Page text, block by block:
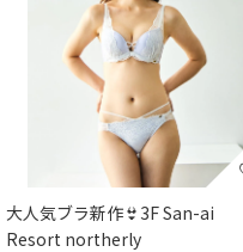
大人気ブラ新作👙3F San-ai
Resort northerly